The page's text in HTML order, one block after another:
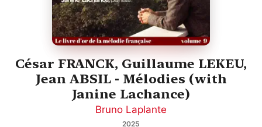
César FRANCK, Guillaume LEKEU,
Jean ABSIL - Mélodies (with
Janine Lachance)
Bruno Laplante
2025